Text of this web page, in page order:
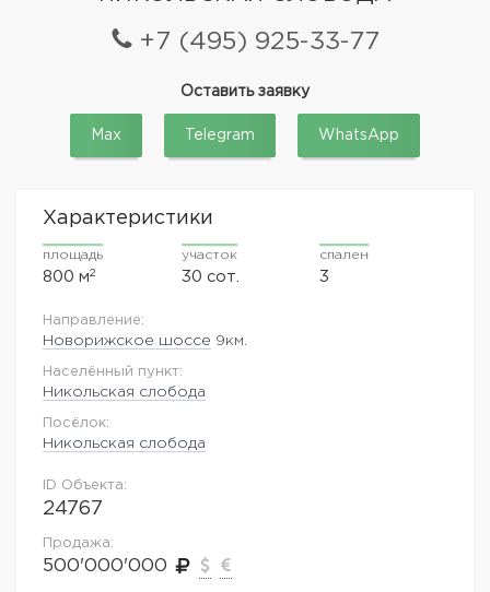
+7 (495) 925-33-77
Оставить заявку
Max Telegram WhatsApp
Характеристики
площадь
800 м2
участок
30 сот.
спален
3
Направление:
Новорижское шоссе 9км.
Населённый пункт:
Никольская слобода
Посёлок:
Никольская слобода
ID Объекта:
24767
Продажа:
500'000'000